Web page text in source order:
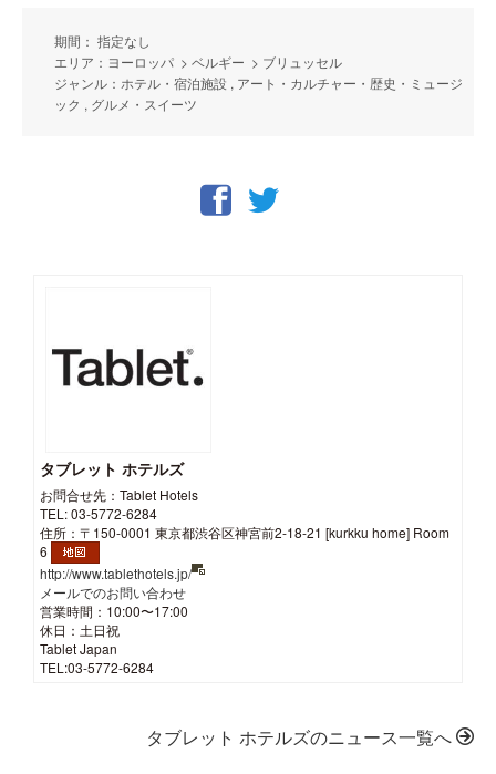
期間： 指定なし
エリア：ヨーロッパ > ベルギー > ブリュッセル
ジャンル：ホテル・宿泊施設 , アート・カルチャー・歴史・ミュージ
ック , グルメ・スイーツ
タブレット ホテルズ
お問合せ先：Tablet Hotels
TEL: 03-5772-6284
住所：〒150-0001 東京都渋谷区神宮前2-18-21 [kurkku home] Room
6
http://www.tablethotels.jp/
メールでのお問い合わせ
営業時間：10:00〜17:00
休日：土日祝
Tablet Japan
TEL:03-5772-6284
タブレット ホテルズのニュース一覧へ